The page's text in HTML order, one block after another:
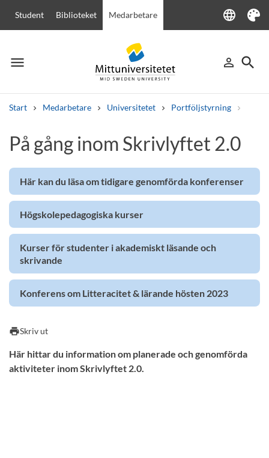
Student Biblioteket Medarbetare language
Language
Tema
menu
Meny person_outline
Logga in
search
Sök
Start Medarbetare Universitetet Portföljstyrning
Andra söktjänster
Kurser och programKursplanerVälkomstbrevPersonal
Lediga jobb
På gång inom Skrivlyftet 2.0
Här kan du läsa om tidigare genomförda konferenser
Högskolepedagogiska kurser
Kurser för studenter i akademiskt läsande och
skrivande
Konferens om Litteracitet & lärande hösten 2023
printSkriv ut
Här hittar du information om planerade och genomförda
aktiviteter inom Skrivlyftet 2.0.